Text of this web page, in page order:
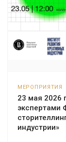
МЕРОПРИЯТИЯ
23 мая 2026
экспертами
индустрии»